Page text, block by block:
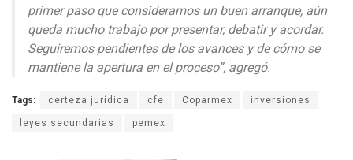
primer paso que consideramos un buen arranque, aún
queda mucho trabajo por presentar, debatir y acordar.
Seguiremos pendientes de los avances y de cómo se
mantiene la apertura en el proceso”, agregó.
Tags: certeza jurídica cfe Coparmex inversiones
leyes secundarias pemex